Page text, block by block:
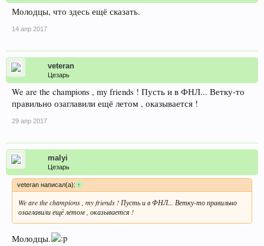
Молодцы, что здесь ещё сказать.
14 апр 2017
veteran
Цезарь
We are the champions , my friends ! Пусть и в ФНЛ... Ветку-то
правильно озаглавили ещё летом , оказывается !
29 апр 2017
malyi
Цезарь
veteran написал(а):↑
We are the champions , my friends ! Пусть и в ФНЛ... Ветку-то правильно
озаглавили ещё летом , оказывается !
Молодцы.